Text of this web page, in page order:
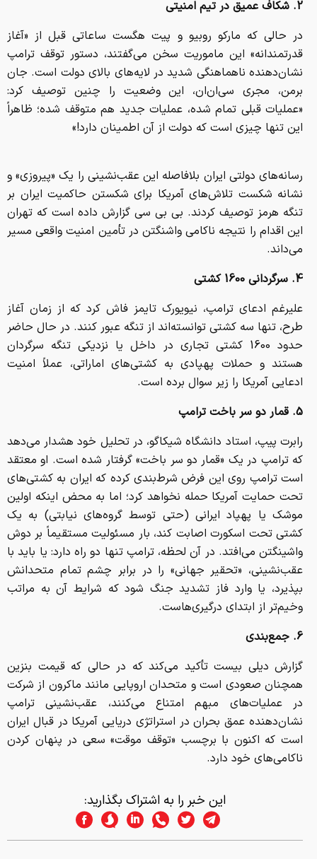
2. شکاف عمیق در تیم امنیتی
در حالی که مارکو روبیو و پیت هگست ساعاتی قبل از «آغاز
قدرتمندانه» این ماموریت سخن می‌گفتند، دستور توقف ترامپ
نشان‌دهنده ناهماهنگی شدید در لایه‌های بالای دولت است. جان
برمن، مجری سی‌ان‌ان، این وضعیت را چنین توصیف کرد:
«عملیات قبلی تمام شده، عملیات جدید هم متوقف شده؛ ظاهراً
این تنها چیزی است که دولت از آن اطمینان دارد!»
رسانه‌های دولتی ایران بلافاصله این عقب‌نشینی را یک «پیروزی» و
نشانه شکست تلاش‌های آمریکا برای شکستن حاکمیت ایران بر
تنگه هرمز توصیف کردند. بی بی سی گزارش داده است که تهران
این اقدام را نتیجه ناکامی واشنگتن در تأمین امنیت واقعی مسیر
می‌داند.
4. سرگردانی 1600 کشتی
علیرغم ادعای ترامپ، نیویورک تایمز فاش کرد که از زمان آغاز
طرح، تنها سه کشتی توانسته‌اند از تنگه عبور کنند. در حال حاضر
حدود 1600 کشتی تجاری در داخل یا نزدیکی تنگه سرگردان
هستند و حملات پهپادی به کشتی‌های اماراتی، عملاً امنیت
ادعایی آمریکا را زیر سوال برده است.
5. قمار دو سر باخت ترامپ
رابرت پیپ، استاد دانشگاه شیکاگو، در تحلیل خود هشدار می‌دهد
که ترامپ در یک «قمار دو سر باخت» گرفتار شده است. او معتقد
است ترامپ روی این فرض شرط‌بندی کرده که ایران به کشتی‌های
تحت حمایت آمریکا حمله نخواهد کرد؛ اما به محض اینکه اولین
موشک یا پهپاد ایرانی (حتی توسط گروه‌های نیابتی) به یک
کشتی تحت اسکورت اصابت کند، بار مسئولیت مستقیماً بر دوش
واشینگتن می‌افتد. در آن لحظه، ترامپ تنها دو راه دارد: یا باید با
عقب‌نشینی، «تحقیر جهانی» را در برابر چشم تمام متحدانش
بپذیرد، یا وارد فاز تشدید جنگ شود که شرایط آن به مراتب
وخیم‌تر از ابتدای درگیری‌هاست.
6. جمع‌بندی
گزارش دیلی بیست تأکید می‌کند که در حالی که قیمت بنزین
همچنان صعودی است و متحدان اروپایی مانند ماکرون از شرکت
در عملیات‌های مبهم امتناع می‌کنند، عقب‌نشینی ترامپ
نشان‌دهنده عمق بحران در استراتژی دریایی آمریکا در قبال ایران
است که اکنون با برچسب «توقف موقت» سعی در پنهان کردن
ناکامی‌های خود دارد.
این خبر را به اشتراک بگذارید: